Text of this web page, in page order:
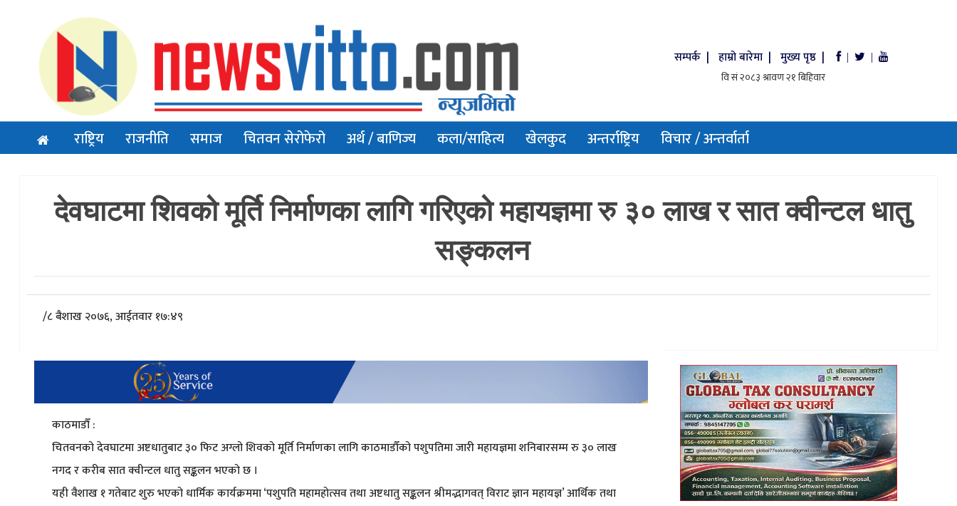
सम्पर्क | हाम्रो बारेमा | मुख्य पृष्ठ | | |
राष्ट्रिय राजनीति समाज चितवन सेरोफेरो अर्थ / बाणिज्य कला/साहित्य खेलकुद अन्तर्राष्ट्रिय विचार / अन्तर्वार्ता
देवघाटमा शिवको मूर्ति निर्माणका लागि गरिएको महायज्ञमा रु ३० लाख र सात क्वीन्टल धातु
सङ्कलन
/८ बैशाख २०७६, आईतवार १७:४९
काठमाडौँ :
चितवनको देवघाटमा अष्टधातुबाट ३० फिट अग्लो शिवको मूर्ति निर्माणका लागि काठमाडौँको पशुपतिमा जारी महायज्ञमा शनिबारसम्म रु ३० लाख
नगद र करीब सात क्वीन्टल धातु सङ्कलन भएको छ ।
यही वैशाख १ गतेबाट शुरु भएको धार्मिक कार्यक्रममा ‘पशुपति महामहोत्सव तथा अष्टधातु सङ्कलन श्रीमद्भागवत् विराट ज्ञान महायज्ञ’ आर्थिक तथा